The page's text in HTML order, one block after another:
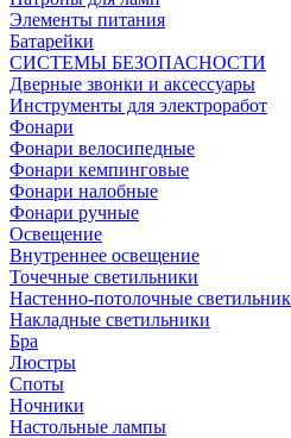
Элементы питания
Батарейки
СИСТЕМЫ БЕЗОПАСНОСТИ
Дверные звонки и аксессуары
Инструменты для электроработ
Фонари
Фонари велосипедные
Фонари кемпинговые
Фонари налобные
Фонари ручные
Освещение
Внутреннее освещение
Точечные светильники
Настенно-потолочные
Накладные светильники
Бра
Люстры
Споты
Ночники
Настольные лампы